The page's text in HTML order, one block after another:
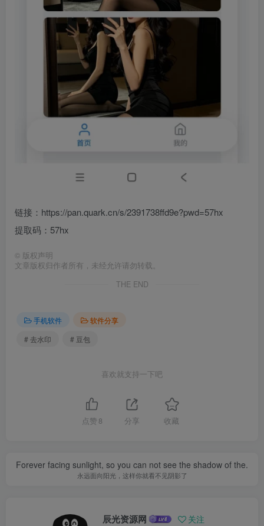
链接：https://pan.quark.cn/s/2391738ffd9e?pwd=57hx
提取码：57hx
© 版权声明
文章版权归作者所有，未经允许请勿转载。
THE END
手机软件
软件分享
# 去水印
# 豆包
喜欢就支持一下吧
点赞 8 分享 收藏
Forever facing sunlight, so you can not see the shadow of the.
永远面向阳光，这样你就看不见阴影了
辰光资源网 关注